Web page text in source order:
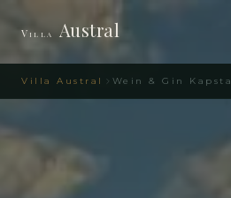
Villa Austral
Villa Austral